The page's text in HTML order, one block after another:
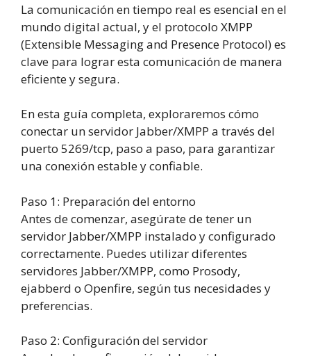
La comunicación en tiempo real es esencial en el
mundo digital actual, y el protocolo XMPP
(Extensible Messaging and Presence Protocol) es
clave para lograr esta comunicación de manera
eficiente y segura.
En esta guía completa, exploraremos cómo
conectar un servidor Jabber/XMPP a través del
puerto 5269/tcp, paso a paso, para garantizar
una conexión estable y confiable.
Paso 1: Preparación del entorno
Antes de comenzar, asegúrate de tener un
servidor Jabber/XMPP instalado y configurado
correctamente. Puedes utilizar diferentes
servidores Jabber/XMPP, como Prosody,
ejabberd o Openfire, según tus necesidades y
preferencias.
Paso 2: Configuración del servidor